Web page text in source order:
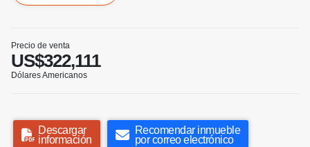
Precio de venta
US$322,111
Dólares Americanos
Descargar
información
Recomendar inmueble
por correo electrónico